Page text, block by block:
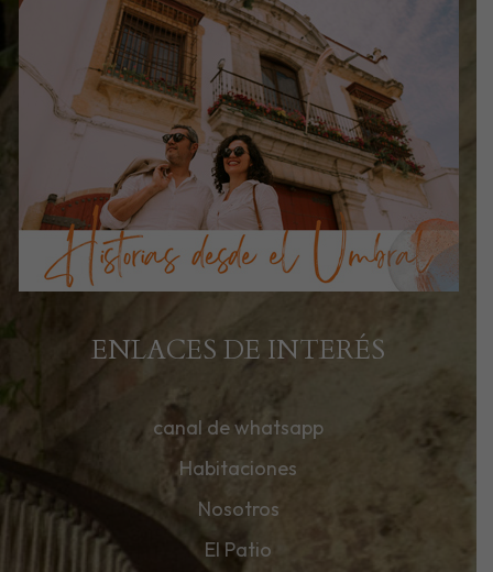
ENLACES DE INTERÉS
canal de whatsapp
Habitaciones
Nosotros
El Patio